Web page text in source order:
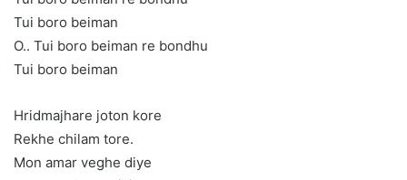
Tui boro beiman
O.. Tui boro beiman re bondhu
Tui boro beiman
Hridmajhare joton kore
Rekhe chilam tore.
Mon amar veghe diye